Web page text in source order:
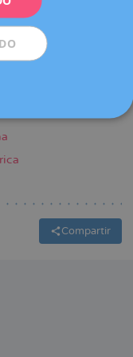
que pretende
escrito de
Compartir